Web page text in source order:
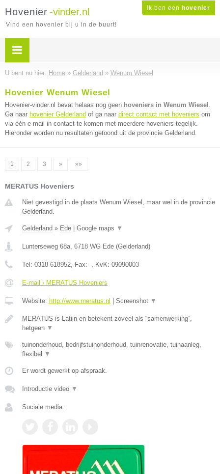
Ik ben een hovenier
Hovenier -vinder.nl
Vind een hovenier bij u in de buurt!
U bent nu hier: Home » Gelderland » Wenum Wiesel
Hovenier Wenum Wiesel
Hovenier-vinder.nl bevat helaas nog geen hoveniers in Wenum Wiesel .
Ga naar hovenier Gelderland of ga naar direct contact met hoveniers om
via één e-mail in contact te komen met meerdere hoveniers tegelijk.
Hieronder worden nu resultaten getoond uit de provincie Gelderland.
1 2 3 » »»
MERATUS Hoveniers
Niet gevestigd in de plaats Wenum Wiesel, maar wel in de provincie
Gelderland.
Gelderland » Ede Google maps ▼
Lunterseweg 68a, 6718 WG Ede (Gelderland)
Tel: 0318-618952, Fax: -, KvK: 09090003
E-mail › MERATUS Hoveniers
Website: http://www.meratus.nl Screenshot ▼
MERATUS is Latijn en betekent zoveel als “samenwerking”,
hetgeen ▼
tuinonderhoud, bedrijfstuinonderhoud, tuinrenovatie, tuinaanleg,
flexibel
▼
Er wordt gewerkt op afspraak.
Introductie video ▼
Sociale media: